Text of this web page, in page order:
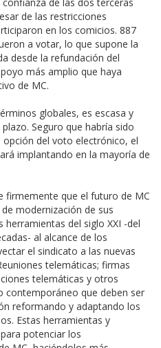
de las restricciones
en los comicios. 887
a votar, lo que supone la
desde la refundación del
más amplio que haya
de MC.
globales, es escasa y
Seguro que habría sido
del voto electrónico, el
implantando en la mayoría de
firmemente que el futuro de MC
modernización de sus
herramientas del siglo XXI -del
al alcance de los
el sindicato a las nuevas
telemáticas; firmas
telemáticas y otros
contemporáneo que deben ser
reformando y adaptando los
Estas herramientas y
potenciar los